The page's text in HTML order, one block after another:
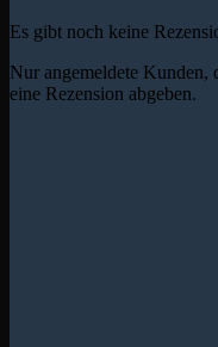
Es gibt noch keine
Nur angemeldete Kunden,
eine Rezension abgeben.